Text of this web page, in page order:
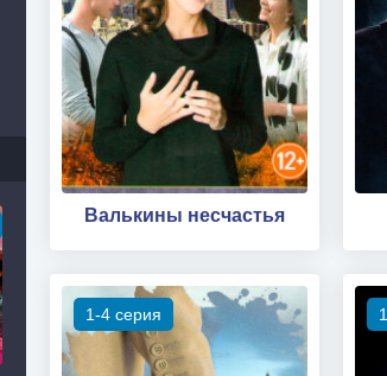
Валькины несчастья
1-4 серия